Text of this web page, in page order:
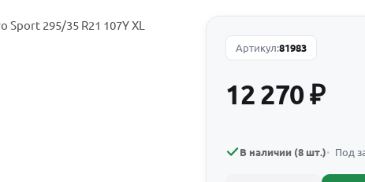
Артикул:81983
12 270₽
В наличии (8 шт.) Под